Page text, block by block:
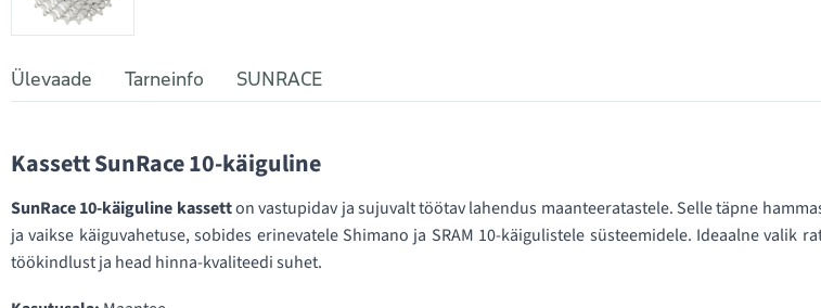
Ülevaade Tarneinfo SUNRACE
Kassett SunRace 10-käiguline
SunRace 10-käiguline kassetton vastupidav ja sujuvalt töötav lahendus maanteeratastele. Selle täpne
ja vaikse käiguvahetuse, sobides erinevatele Shimano ja SRAM 10-käigulistele süsteemidele. Ideaalne valik
töökindlust ja head hinna-kvaliteedi suhet.